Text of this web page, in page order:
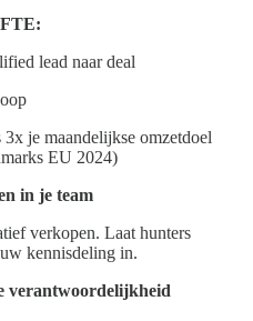
lead naar deal
je maandelijkse omzetdoel
EU 2024)
in je team
verkopen. Laat hunters
kennisdeling in.
verantwoordelijkheid